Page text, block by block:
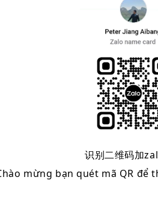
识别二维码加
mừng bạn quét mã QR để